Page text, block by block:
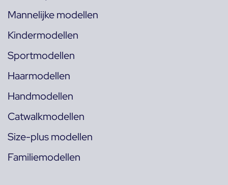
Mannelijke modellen
Kindermodellen
Sportmodellen
Haarmodellen
Handmodellen
Catwalkmodellen
Size-plus modellen
Familiemodellen